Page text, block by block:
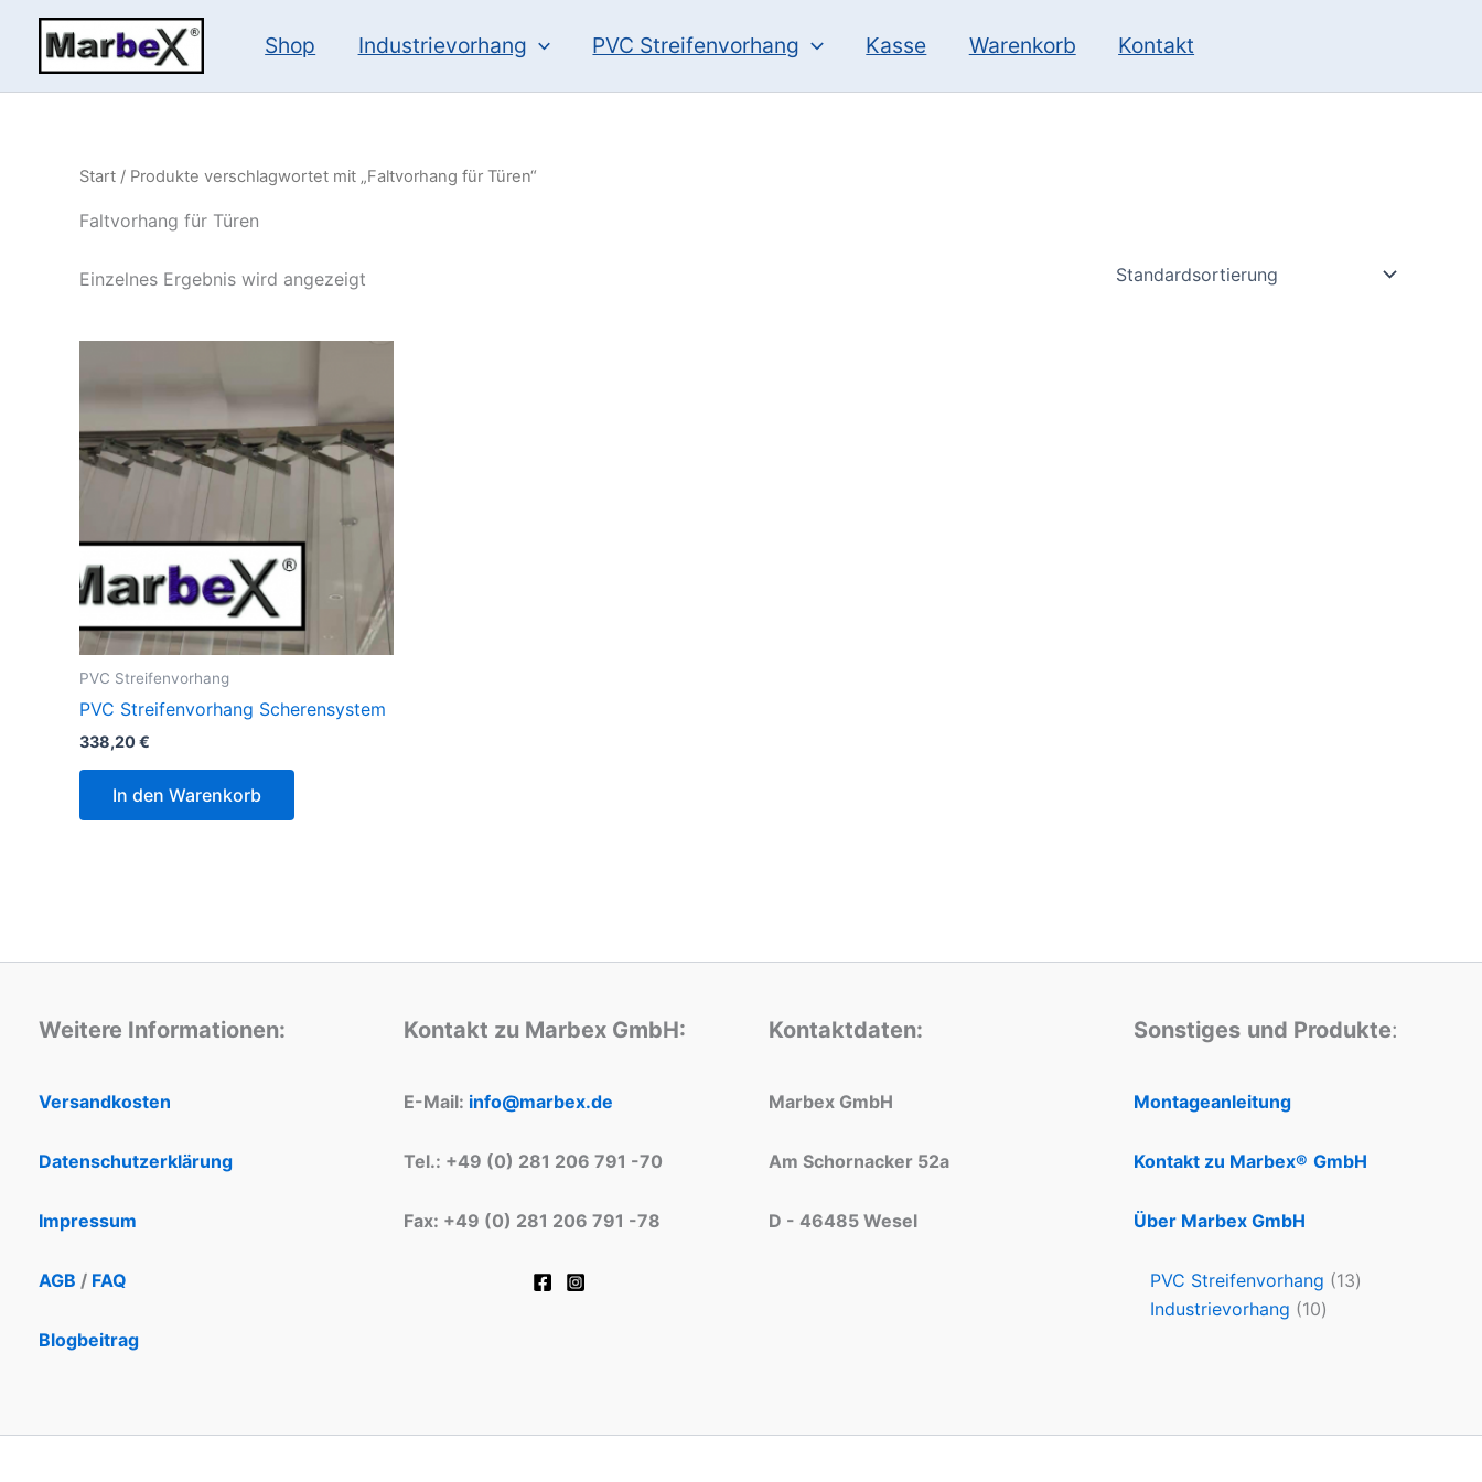
springen
Shop Industrievorhang PVC Streifenvorhang Kasse Warenkorb Kontakt
Start / Produkte verschlagwortet mit „Faltvorhang für Türen“
Faltvorhang für Türen
Einzelnes Ergebnis wird angezeigt
PVC Streifenvorhang
PVC Streifenvorhang Scherensystem
338,20€
In den Warenkorb
Weitere Informationen:
Versandkosten
Datenschutzerklärung
Impressum
AGB / FAQ
Blogbeitrag
Kontakt zu Marbex GmbH:
E-Mail: info@marbex.de
Tel.: +49 (0) 281 206 791 -70
Fax: +49 (0) 281 206 791 -78
Kontaktdaten:
Marbex GmbH
Am Schornacker 52a
D - 46485 Wesel
Sonstiges und Produkte:
Montageanleitung
Kontakt zu Marbex® GmbH
Über Marbex GmbH
PVC Streifenvorhang 13
Industrievorhang 10